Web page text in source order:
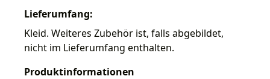
Lieferumfang:
Kleid. Weiteres Zubehör ist, falls abgebildet,
nicht im Lieferumfang enthalten.
Produktinformationen